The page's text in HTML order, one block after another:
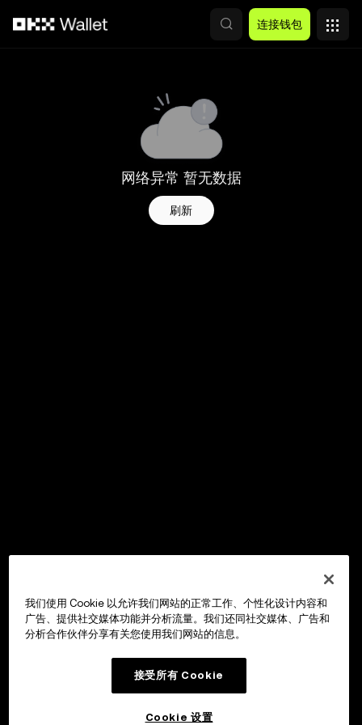
连接钱包
网络异常 暂无数据
刷新
我们使用 Cookie 以允许我们网站的正常工作、个性化设计内容和
广告、提供社交媒体功能并分析流量。我们还同社交媒体、广告和
分析合作伙伴分享有关您使用我们网站的信息。
接受所有 Cookie
Cookie 设置